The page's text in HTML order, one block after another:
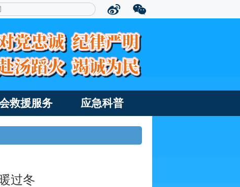
救援服务 应急科普
过冬